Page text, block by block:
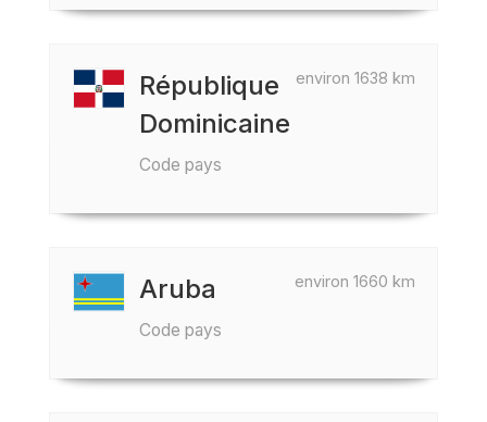
environ 1638 km
République
Dominicaine
Code pays
environ 1660 km
Aruba
Code pays